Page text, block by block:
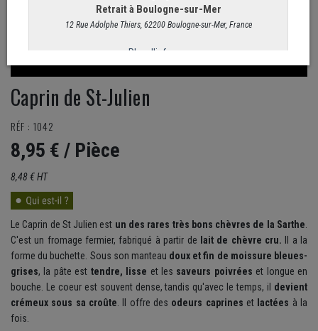
Caprin de St-Julien
RÉF : 1042
8,95 € / Pièce
8,48 € HT
Le Caprin de St Julien est un des rares très bons chèvres de la Sarthe.
C'est un fromage fermier, fabriqué à partir de lait de chèvre cru. Il a la
forme du buchette. Sous son manteau doux et fin de moissure bleues-
grises, la pâte est tendre, lisse et les saveurs poivrées et longue en
bouche. Le coeur est souvent dense, tandis qu'avec le temps, il devient
crémeux sous sa croûte. Il offre des odeurs caprines et lactées à la
fois.